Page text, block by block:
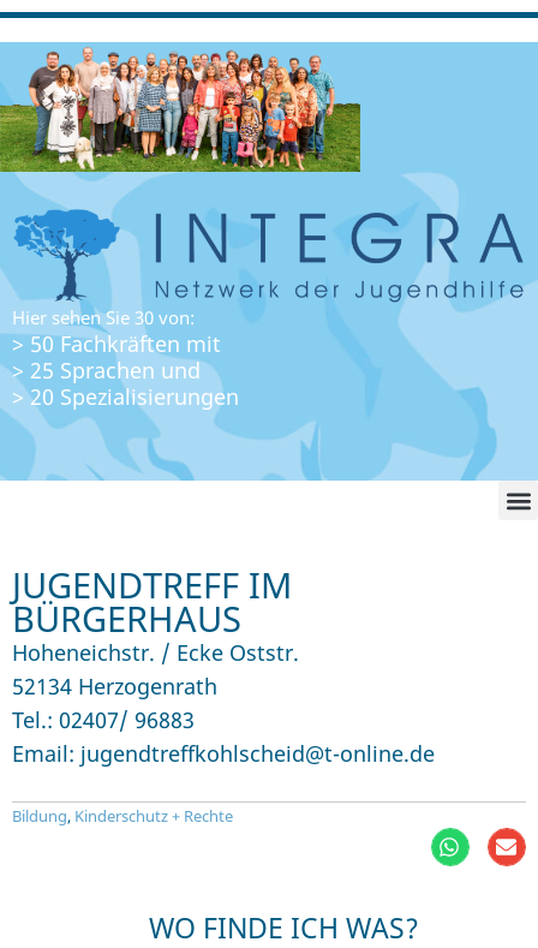
Hier sehen Sie 30 von:
> 50 Fachkräften mit
> 25 Sprachen und
> 20 Spezialisierungen
JUGENDTREFF IM
BÜRGERHAUS
Hoheneichstr. / Ecke Oststr.
52134 Herzogenrath
Tel.: 02407/ 96883
Email: jugendtreffkohlscheid@t-online.de
Bildung, Kinderschutz + Rechte
WO FINDE ICH WAS?